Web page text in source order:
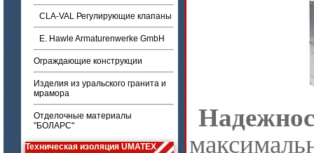
CLA-VAL Регулирующие клапаны
E. Hawle Armaturenwerke GmbH
Ограждающие конструкции
Изделия из уральского гранита и
мрамора
Отделочные материалы
"БОЛАРС"
Техническая изоляция UMATEX